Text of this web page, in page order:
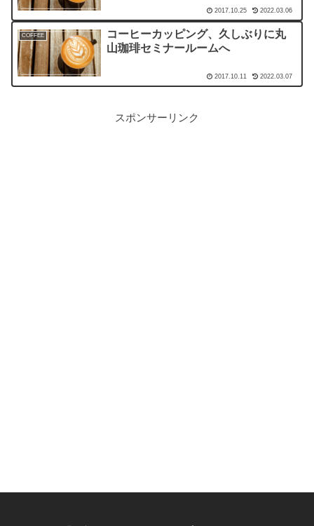
2017.10.25 2022.03.06
COFFEE
コーヒーカッピング、久しぶりに丸
山珈琲セミナールームへ
2017.10.11 2022.03.07
スポンサーリンク